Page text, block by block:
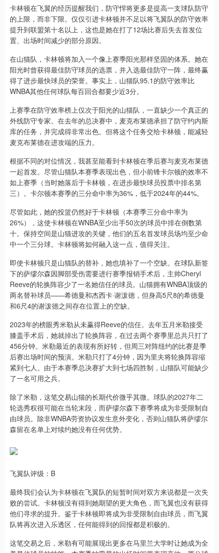
卡林顿在飞翼的经历提醒我们，防守悍将更多是提高一支球队防守
的上限，而非下限。仅仅引进卡林顿并不足以将飞翼队的防守效率
提升到联盟第十名以上，这也是她在打了12场比赛后失去首发位
置、出场时间减少的部分原因。
在山猫队，卡林顿将加入一个像上赛季阳光那样坚固的体系。她在
阳光时曾获得最佳防守球员的选票，并入选最佳防守一阵，最终赢
得了进步最快球员的荣誉。事实上，山猫队95.1的防守效率比
WNBA其他任何球队每百回合都要少近3分。
上赛季在防守效率榜上仅次于阳光的山猫队，一直缺少一个真正的
外线防守专家。在去年的总决赛中，麦克布莱德承担了防守约内斯
库的任务，并完成得非常出色。但将这个任务交给卡林顿，能减轻
麦克布莱德在进攻端的压力。
根据不同的对位情况，我甚至能看到卡林顿在季后赛与麦克布莱德
一起首发。尽管山猫队本赛季表现出色，但小前锋卡尔顿的效率不
如上赛季（当时她落后于卡林顿，在进步最快球员投票中排名第
三）。卡尔顿本赛季的三分命中率为36%，低于2024年的44%。
尽管如此，她的投篮仍然好于卡林顿（本赛季三分命中率为
26%），这使卡林顿在WNBA至少出手50次的球员中排在倒数第
十。保持空间是山猫进攻的关键，他们的五名首发球员场均至少命
中一个三分球。卡林顿将如何融入这一点，值得关注。
即使卡林顿只是山猫队的替补，她也填补了一个空缺。在球队新签
下的萨缪尔森因脚部受伤需要进行赛季报销手术后，主帅Cheryl
Reeve的轮换阵容少了一名她信任的球员。山猫拥有WNBA顶级的
两名替补球员——希德曼和杰西卡·谢泼德，但身高5尺8的希德曼
和6尺4的谢泼德之间存在位置上的空缺。
2023年的榜眼秀米勒从未赢得Reeve的信任。去年五月米勒接受
膝盖手术后，她就掉出了轮换阵容，在过去两个赛季里总共只打了
456分钟。米勒最近的表现有所好转，但周三对阵纽约的比赛是季
后赛出场时间的预演。米勒只打了4分钟，因为里夫将轮换阵容缩
紧到七人。由于本赛季总决赛扩大到七场四胜制，山猫队可能缺少
了一名可用之兵。
除了米勒，这笔交易山猫的长期代价微乎其微。球队的2027年二
轮选秀权很可能在当轮末段，而萨缪尔森下赛季将成为非受限制自
由球员。除非WNBA劳资协议发生意外变化，否则山猫队将萨缪尔
森留在名单上对续约她没有任何优势。
飞翼队评级：B
最终我们会认为卡林顿在飞翼队的短暂时间对双方来说都是一次失
败的尝试。卡林顿没有得到她期望的更大角色，而飞翼也没有获得
他们寻求的提升。鉴于卡林顿即将成为非受限制自由球员，而飞翼
队将再次进入乐透区，任何能得到的回报都是积极的。
这笔交易之后，米勒有可能展现出更多在马里兰大学时让她成为全